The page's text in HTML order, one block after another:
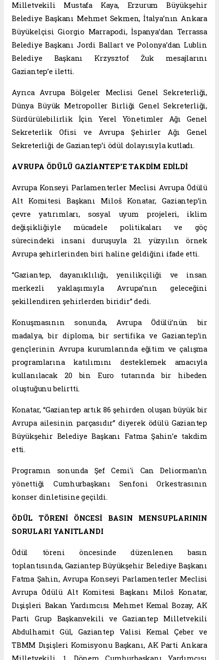
Milletvekili Mustafa Kaya, Erzurum Büyükşehir
Belediye Başkanı Mehmet Sekmen, İtalya’nın Ankara
Büyükelçisi Giorgio Marrapodi, İspanya’dan Terrassa
Belediye Başkanı Jordi Ballart ve Polonya’dan Lublin
Belediye Başkanı Krzysztof Żuk mesajlarını
Gaziantep’e iletti.
Ayrıca Avrupa Bölgeler Meclisi Genel Sekreterliği,
Dünya Büyük Metropoller Birliği Genel Sekreterliği,
Sürdürülebilirlik İçin Yerel Yönetimler Ağı Genel
Sekreterlik Ofisi ve Avrupa Şehirler Ağı Genel
Sekreterliği de Gaziantep’i ödül dolayısıyla kutladı.
AVRUPA ÖDÜLÜ GAZİANTEP’E TAKDİM EDİLDİ
Avrupa Konseyi Parlamenterler Meclisi Avrupa Ödülü
Alt Komitesi Başkanı Miloš Konatar, Gaziantep’in
çevre yatırımları, sosyal uyum projeleri, iklim
değişikliğiyle mücadele politikaları ve göç
sürecindeki insani duruşuyla 21. yüzyılın örnek
Avrupa şehirlerinden biri haline geldiğini ifade etti.
“Gaziantep, dayanıklılığı, yenilikçiliği ve insan
merkezli yaklaşımıyla Avrupa’nın geleceğini
şekillendiren şehirlerden biridir” dedi.
Konuşmasının sonunda, Avrupa Ödülü’nün bir
madalya, bir diploma, bir sertifika ve Gaziantep’in
gençlerinin Avrupa kurumlarında eğitim ve çalışma
programlarına katılımını desteklemek amacıyla
kullanılacak 20 bin Euro tutarında bir hibeden
oluştuğunu belirtti.
Konatar, “Gaziantep artık 86 şehirden oluşan büyük bir
Avrupa ailesinin parçasıdır” diyerek ödülü Gaziantep
Büyükşehir Belediye Başkanı Fatma Şahin’e takdim
etti.
Programın sonunda Şef Cemi'i Can Deliorman’ın
yönettiği Cumhurbaşkanı Senfoni Orkestrasının
konser dinletisine geçildi.
ÖDÜL TÖRENİ ÖNCESİ BASIN MENSUPLARININ
SORULARI YANITLANDI
Ödül töreni öncesinde düzenlenen basın
toplantısında, Gaziantep Büyükşehir Belediye Başkanı
Fatma Şahin, Avrupa Konseyi Parlamenterler Meclisi
Avrupa Ödülü Alt Komitesi Başkanı Miloš Konatar,
Dışişleri Bakan Yardımcısı Mehmet Kemal Bozay, AK
Parti Grup Başkanvekili ve Gaziantep Milletvekili
Abdulhamit Gül, Gaziantep Valisi Kemal Çeber ve
TBMM Dışişleri Komisyonu Başkanı, AK Parti Ankara